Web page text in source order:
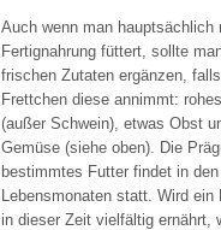
Auch wenn man hauptsächlich
Fertignahrung füttert, sollte
frischen Zutaten ergänzen,
Frettchen diese annimmt:
(außer Schwein), etwas Obst
Gemüse (siehe oben). Die
bestimmtes Futter findet in
Lebensmonaten statt. Wird ein
in dieser Zeit vielfältig ernährt,